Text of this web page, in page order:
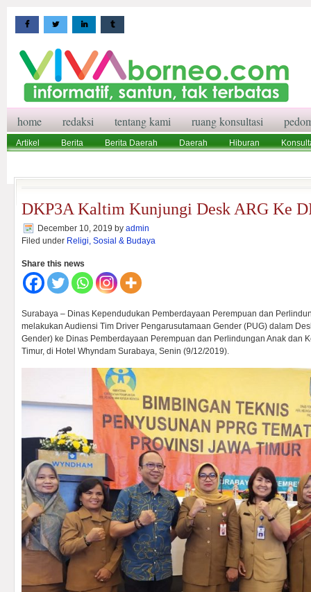
home redaksi tentang kami ruang konsultasi
Artikel Berita Berita Daerah Daerah Hiburan
DKP3A Kaltim Kunjungi Desk ARG Ke
December 10, 2019 by admin
Filed under Religi, Sosial & Budaya
Share this news
Surabaya – Dinas Kependudukan Pemberdayaan Perempuan dan
melakukan Audiensi Tim Driver Pengarusutamaan Gender (PUG) dalam
Gender) ke Dinas Pemberdayaan Perempuan dan Perlindungan Anak dan
Timur, di Hotel Whyndam Surabaya, Senin (9/12/2019).